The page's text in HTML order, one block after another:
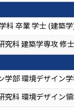
科 卒業 学士 (建築
究科 建築学専攻 修
学部 環境デザイン
究科 環境デザイン